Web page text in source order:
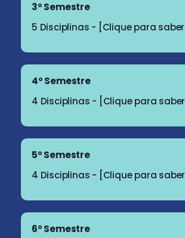
3º Semestre
5 Disciplinas - [Clique para saber
4º Semestre
4 Disciplinas - [Clique para
5º Semestre
4 Disciplinas - [Clique para
6º Semestre